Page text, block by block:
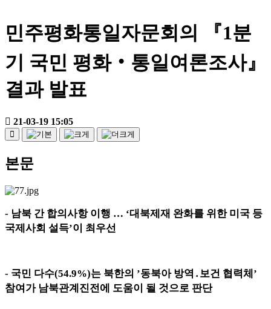
민주평화통일자문회의 『1분
기 국민 평화‧통일여론조사』
결과 발표
21-03-19 15:05
본문
- 남북 간 합의사항 이행 … ‘대북제재 완화를 위한 미국 등
국제사회 설득’이 최우선
- 국민 다수(54.9%)는 북한의 ’동북아 방역 ․ 보건 협력체 ’
참여가 남북관계진전에 도움이 될 것으로 판단